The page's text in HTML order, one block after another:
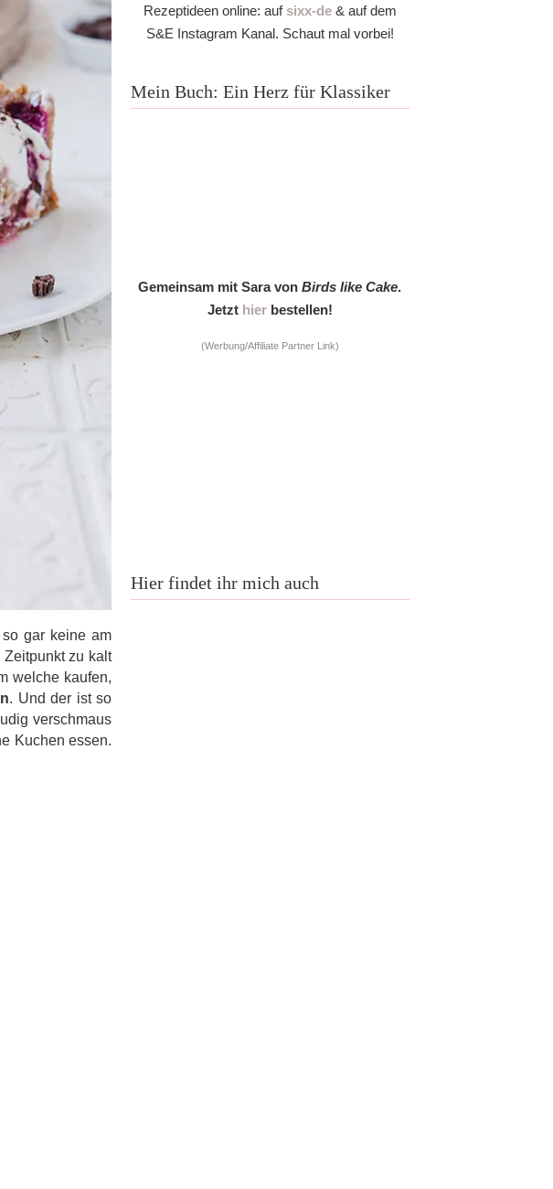
gar keine am
zu kalt
welche kaufen,
. Und der ist so
verschmaus
Kuchen essen.
Rezeptideen online: auf sixx-de& auf dem
S&E Instagram Kanal. Schaut mal vorbei!
Mein Buch: Ein Herz für Klassiker
Gemeinsam mit Sara vonBirds like Cake.
Jetzt hierbestellen!
(Werbung/Affiliate Partner Link)
Hier findet ihr mich auch